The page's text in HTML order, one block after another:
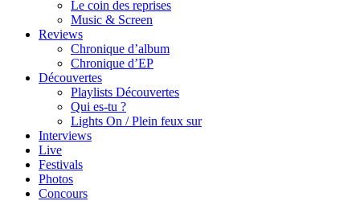
Le coin des reprises
Music & Screen
Reviews
Chronique d’album
Chronique d’EP
Découvertes
Playlists Découvertes
Qui es-tu ?
Lights On / Plein feux sur
Interviews
Live
Festivals
Photos
Concours